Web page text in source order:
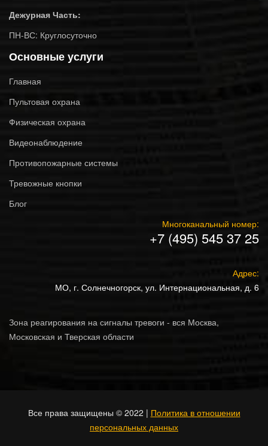
Дежурная Часть:
ПН-ВС: Круглосуточно
Основные услуги
Главная
Пультовая охрана
Физическая охрана
Видеонаблюдение
Противопожарные системы
Тревожные кнопки
Блог
Многоканальный номер:
+7 (495) 545 37 25
Адрес:
МО, г. Солнечногорск, ул. Интернациональная, д. 6
Зона реагирования на сигналы тревоги - вся Москва,
Московская и Тверская области
Все права защищены © 2022 | Политика в отношении
персональных данных